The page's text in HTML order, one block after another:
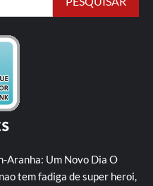
Aranha: Um Novo Dia O
tem fadiga de super heroi,